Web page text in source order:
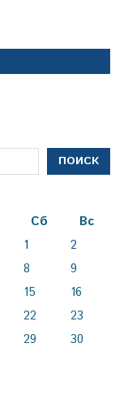
ПОИСК
Сб
Вс
1
2
8
9
15
16
22
23
29
30